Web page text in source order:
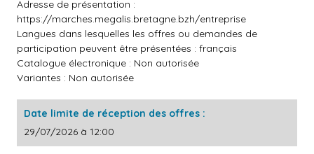
Adresse de présentation :
https://marches.megalis.bretagne.bzh/entreprise
Langues dans lesquelles les offres ou demandes de
participation peuvent être présentées : français
Catalogue électronique : Non autorisée
Variantes : Non autorisée
Date limite de réception des offres :
29/07/2026 à 12:00